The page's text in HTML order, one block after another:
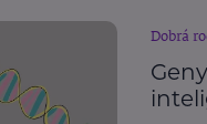
Dobrá